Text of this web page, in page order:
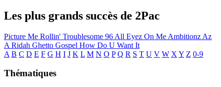
Les plus grands succès de 2Pac
Picture Me Rollin' Troublesome 96 All Eyez On Me Ambitionz Az
A Ridah Ghetto Gospel How Do U Want It
A B C D E F G H I J K L M N O P Q R S T U V W X Y Z 0-9
Thématiques